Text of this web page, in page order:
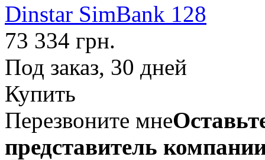
Dinstar SimBank 128
73 334 грн.
Под заказ, 30 дней
Купить
Перезвоните мне
представитель